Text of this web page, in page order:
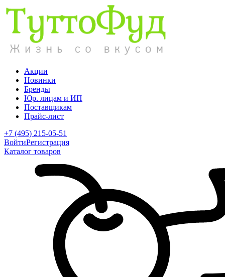
Акции
Новинки
Бренды
Юр. лицам и ИП
Поставщикам
Прайс-лист
+7 (495) 215-05-51
ВойтиРегистрация
Каталог товаров